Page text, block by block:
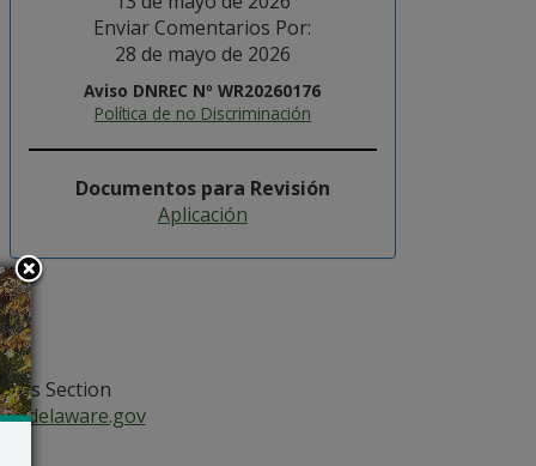
Enviar Comentarios Por:
28 de mayo de 2026
Aviso DNREC Nº WR20260176
Política de no Discriminación
Documentos para Revisión
Aplicación
Section